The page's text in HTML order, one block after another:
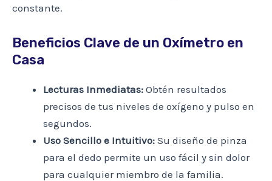
constante.
Beneficios Clave de un Oxímetro en
Casa
Lecturas Inmediatas: Obtén resultados
precisos de tus niveles de oxígeno y pulso en
segundos.
Uso Sencillo e Intuitivo: Su diseño de pinza
para el dedo permite un uso fácil y sin dolor
para cualquier miembro de la familia.